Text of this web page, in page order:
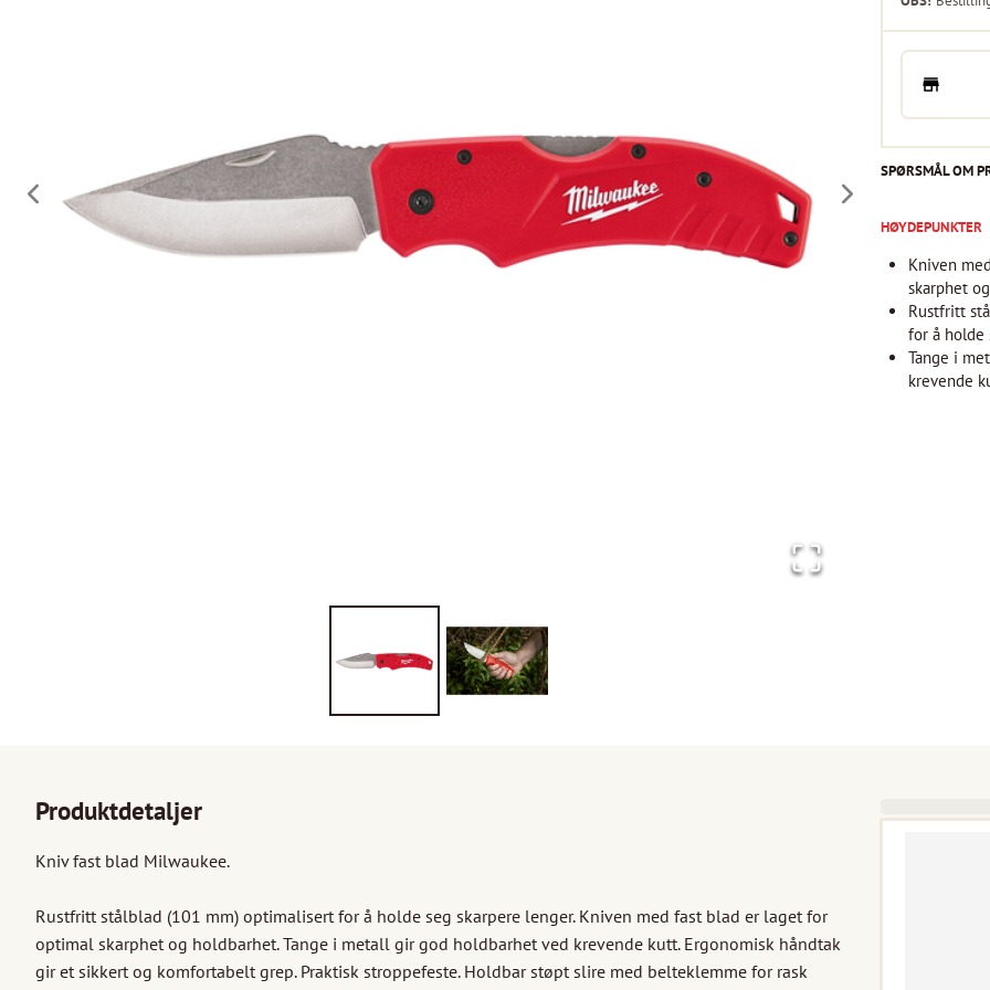
SPØRSMÅL OM
HØYDEPUNKTER
Kniven
skarphet
Rustfritt
for å holde
Tange i
krevende
Produktdetaljer
Kniv fast blad Milwaukee.
Rustfritt stålblad (101 mm) optimalisert for å holde seg skarpere lenger. Kniven med fast blad er laget for
optimal skarphet og holdbarhet. Tange i metall gir god holdbarhet ved krevende kutt. Ergonomisk håndtak
gir et sikkert og komfortabelt grep. Praktisk stroppefeste. Holdbar støpt slire med belteklemme for rask